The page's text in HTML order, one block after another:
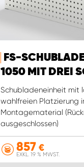
FS-
1050 MIT DREI
Schubladeneinheit mit
wahlfreien Platzierung
Montagematerial
ausgeschlossen)
857 €
EXKL. 19 % MWST.